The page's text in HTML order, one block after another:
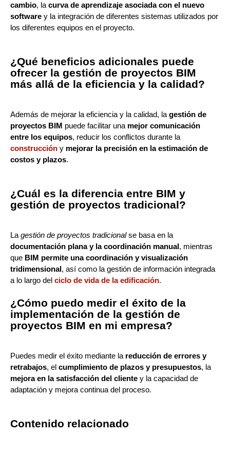
cambio, la curva de aprendizaje asociada con el nuevo
software y la integración de diferentes sistemas utilizados por
los diferentes equipos en el proyecto.
¿Qué beneficios adicionales puede
ofrecer la gestión de proyectos BIM
más allá de la eficiencia y la calidad?
Además de mejorar la eficiencia y la calidad, la gestión de
proyectos BIM puede facilitar una mejor comunicación
entre los equipos, reducir los conflictos durante la
construcción y mejorar la precisión en la estimación de
costos y plazos.
¿Cuál es la diferencia entre BIM y
gestión de proyectos tradicional?
La gestión de proyectos tradicionalse basa en la
documentación plana y la coordinación manual, mientras
que BIM permite una coordinación y visualización
tridimensional, así como la gestión de información integrada
a lo largo del ciclo de vida de la edificación.
¿Cómo puedo medir el éxito de la
implementación de la gestión de
proyectos BIM en mi empresa?
Puedes medir el éxito mediante la reducción de errores y
retrabajos, el cumplimiento de plazos y presupuestos, la
mejora en la satisfacción del cliente y la capacidad de
adaptación y mejora continua del proceso.
Contenido relacionado